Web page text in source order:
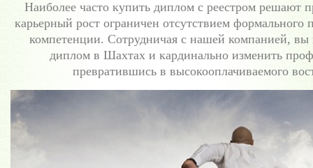
Наиболее часто купить диплом с реестром решают
карьерный рост ограничен отсутствием формального
компетенции. Сотрудничая с нашей компанией, вы
диплом в Шахтах и кардинально изменить
превратившись в высокооплачиваемого